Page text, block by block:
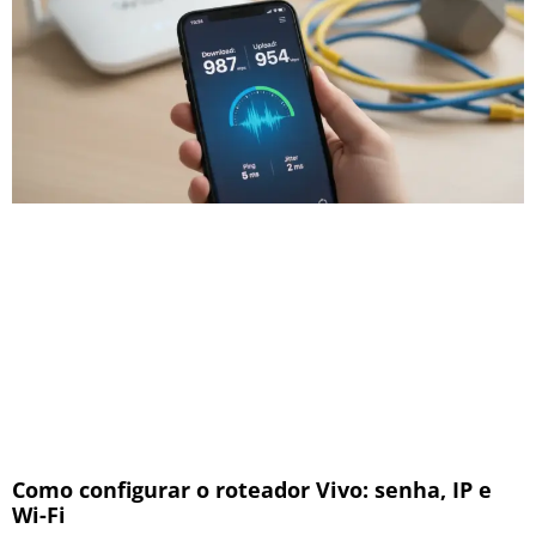
Como configurar o roteador Vivo: senha, IP e
Wi-Fi